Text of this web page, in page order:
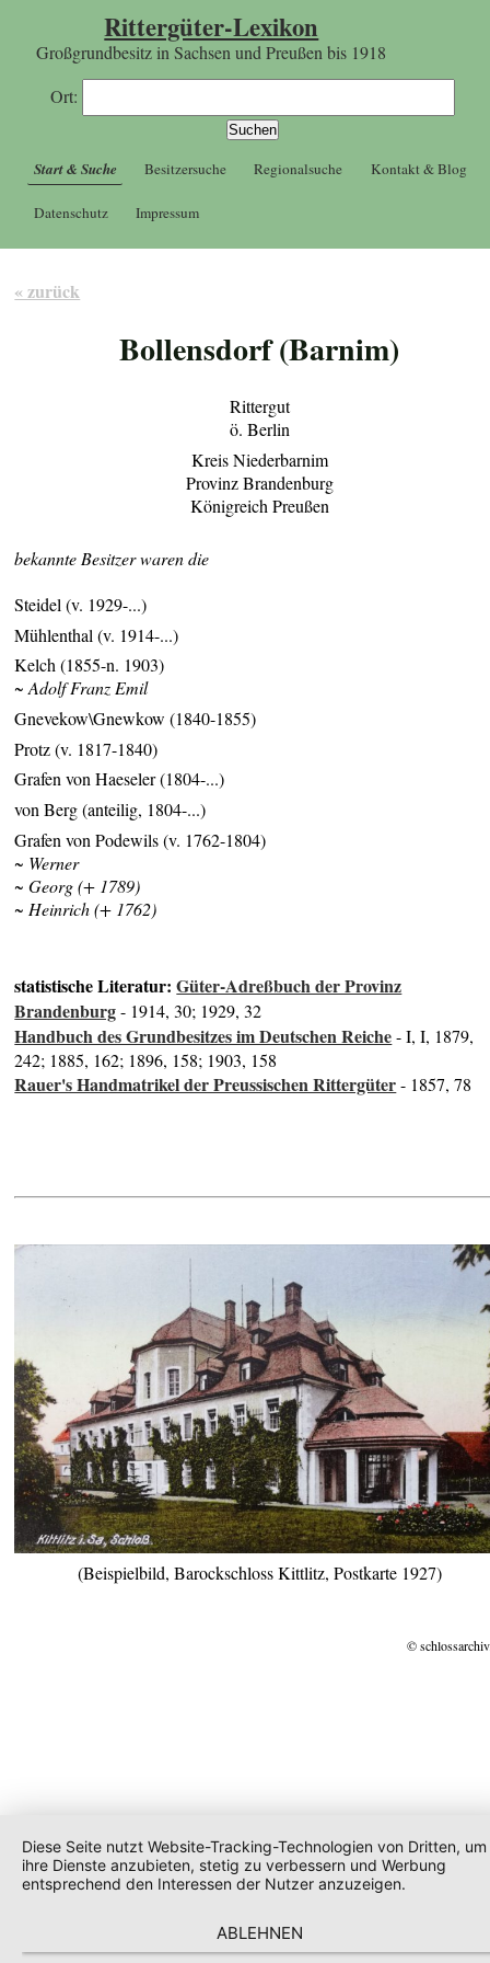
Rittergüter-Lexikon
Großgrundbesitz in Sachsen und Preußen bis 1918
Ort:
Start & Suche Besitzersuche Regionalsuche Kontakt & Blog
Datenschutz Impressum
« zurück
Bollensdorf (Barnim)
Rittergut
ö. Berlin
Kreis Niederbarnim
Provinz Brandenburg
Königreich Preußen
bekannte Besitzer waren die
Steidel (v. 1929-...)
Mühlenthal (v. 1914-...)
Kelch (1855-n. 1903)
~ Adolf Franz Emil
Gnevekow\Gnewkow (1840-1855)
Protz (v. 1817-1840)
Grafen von Haeseler (1804-...)
von Berg (anteilig, 1804-...)
Grafen von Podewils (v. 1762-1804)
~ Werner
~ Georg (+ 1789)
~ Heinrich (+ 1762)
statistische Literatur:Güter-Adreßbuch der Provinz
Brandenburg- 1914, 30; 1929, 32
Handbuch des Grundbesitzes im Deutschen Reiche- I, I, 1879,
242; 1885, 162; 1896, 158; 1903, 158
Rauer's Handmatrikel der Preussischen Rittergüter- 1857, 78
(Beispielbild, Barockschloss Kittlitz, Postkarte 1927)
©
Diese Seite nutzt Website-Tracking-Technologien von Dritten, um
ihre Dienste anzubieten, stetig zu verbessern und Werbung
entsprechend den Interessen der Nutzer anzuzeigen.
ABLEHNEN